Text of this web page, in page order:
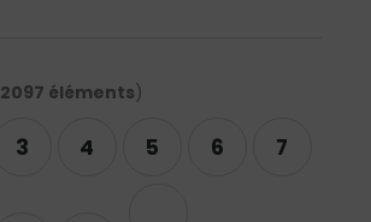
2097 éléments)
3 4 5 6 7